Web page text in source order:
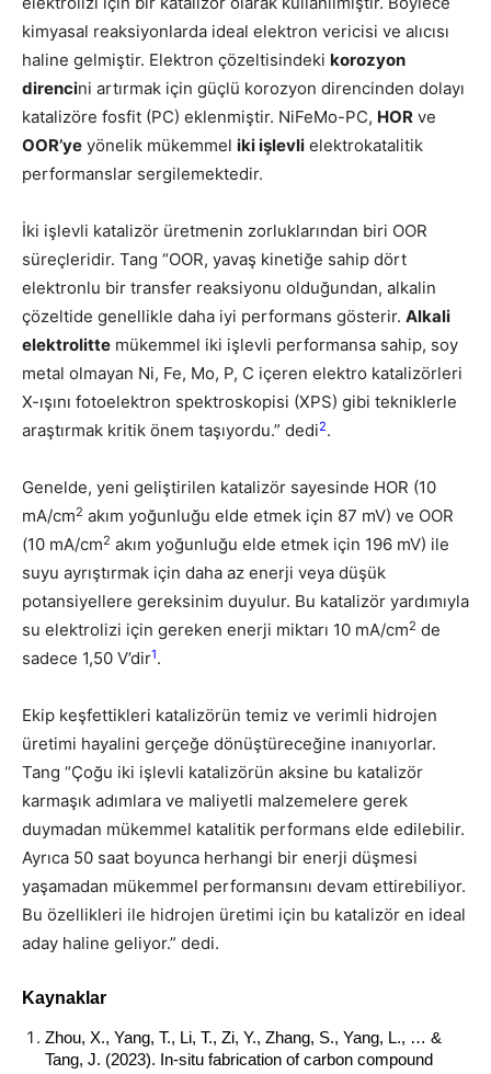
kimyasal reaksiyonlarda ideal elektron vericisi ve alıcısı
haline gelmiştir. Elektron çözeltisindeki korozyon
direncini artırmak için güçlü korozyon direncinden dolayı
katalizöre fosfit (PC) eklenmiştir. NiFeMo-PC, HOR ve
OOR’ye yönelik mükemmel iki işlevli elektrokatalitik
performanslar sergilemektedir.
İki işlevli katalizör üretmenin zorluklarından biri OOR
süreçleridir. Tang “OOR, yavaş kinetiğe sahip dört
elektronlu bir transfer reaksiyonu olduğundan, alkalin
çözeltide genellikle daha iyi performans gösterir. Alkali
elektrolitte mükemmel iki işlevli performansa sahip, soy
metal olmayan Ni, Fe, Mo, P, C içeren elektro katalizörleri
X-ışını fotoelektron spektroskopisi (XPS) gibi tekniklerle
araştırmak kritik önem taşıyordu.” dedi2.
Genelde, yeni geliştirilen katalizör sayesinde HOR (10
mA/cm2 akım yoğunluğu elde etmek için 87 mV) ve OOR
(10 mA/cm2 akım yoğunluğu elde etmek için 196 mV) ile
suyu ayrıştırmak için daha az enerji veya düşük
potansiyellere gereksinim duyulur. Bu katalizör yardımıyla
su elektrolizi için gereken enerji miktarı 10 mA/cm2 de
sadece 1,50 V’dir1.
Ekip keşfettikleri katalizörün temiz ve verimli hidrojen
üretimi hayalini gerçeğe dönüştüreceğine inanıyorlar.
Tang “Çoğu iki işlevli katalizörün aksine bu katalizör
karmaşık adımlara ve maliyetli malzemelere gerek
duymadan mükemmel katalitik performans elde edilebilir.
Ayrıca 50 saat boyunca herhangi bir enerji düşmesi
yaşamadan mükemmel performansını devam ettirebiliyor.
Bu özellikleri ile hidrojen üretimi için bu katalizör en ideal
aday haline geliyor.” dedi.
Kaynaklar
Zhou, X., Yang, T., Li, T., Zi, Y., Zhang, S., Yang, L., … &
Tang, J. (2023). In-situ fabrication of carbon compound